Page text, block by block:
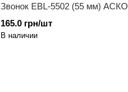
Звонок EBL-5502 (55 мм) АСКО
165.0 грн/шт
В наличии